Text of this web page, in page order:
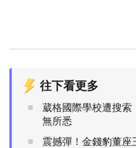
往下看更多
葳格國際學校遭搜索
無所悉
震撼彈！金錢豹董座